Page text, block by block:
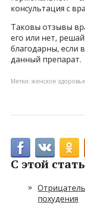
консультация с
Таковы отзывы
его или нет,
благодарны, если
данный препарат.
Метки:женское здоровье
С этой
похудения